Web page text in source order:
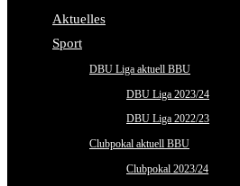
Aktuelles
Sport
DBU Liga aktuell BBU
DBU Liga 2023/24
DBU Liga 2022/23
Clubpokal aktuell BBU
Clubpokal 2023/24